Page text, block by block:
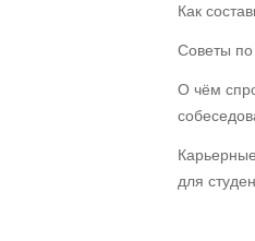
Как
Советы по
О чём
для